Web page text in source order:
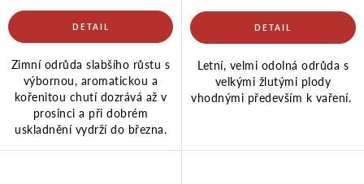
t
ů
k
t
ů
Zimní odrůda slabšího růstu s
výbornou, aromatickou a
kořenitou chutí dozrává až v
prosinci a při dobrém
uskladnění vydrží do března.
Letní, velmi odolná odrůda s
velkými žlutými plody
vhodnými především k vaření.